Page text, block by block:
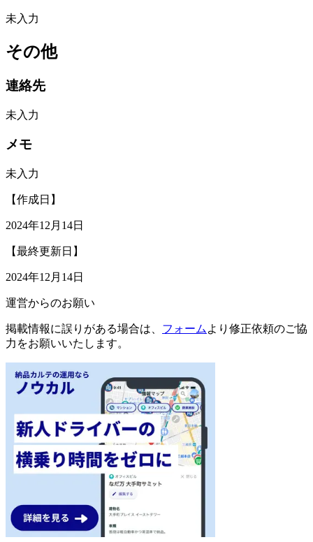
未入力
その他
連絡先
未入力
メモ
未入力
【作成日】
2024年12月14日
【最終更新日】
2024年12月14日
運営からのお願い
掲載情報に誤りがある場合は、 フォーム より修正依頼のご協
力をお願いいたします。